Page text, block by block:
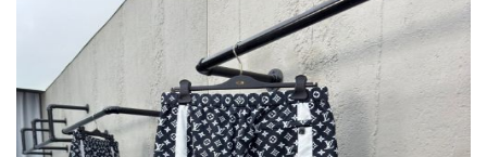
登
ダ
知
yoyocopys@gmail.com
当店は正真正銘のn級スーパーコピーのみ取扱い。最高品質の再現度を
2026春の新作続々更新中！期間中のご注文でお得な割引をご利用いただ
📢 新作入荷！ルイ・ヴィトンスーパーコピー バッグ最新モデルが登場。